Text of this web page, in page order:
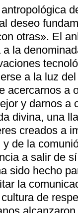
deseo
otras». El
la
a la luz
acercarnos a
y darnos a
divina, una
creados a
de la
a salir de
sido hecho
la
de